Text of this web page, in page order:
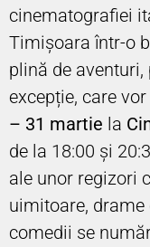
cinematografiei
Timișoara într-o
plină de
excepție, care
– 31 martie la
de la 18:00 și
ale unor regizori
uimitoare,
comedii se